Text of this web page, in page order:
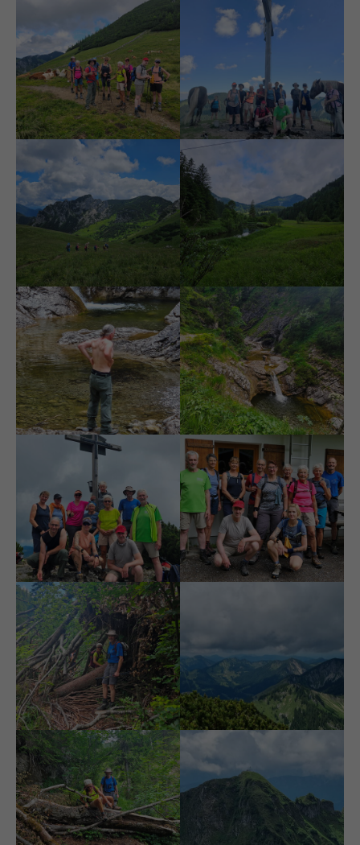
Am Miesingsattel